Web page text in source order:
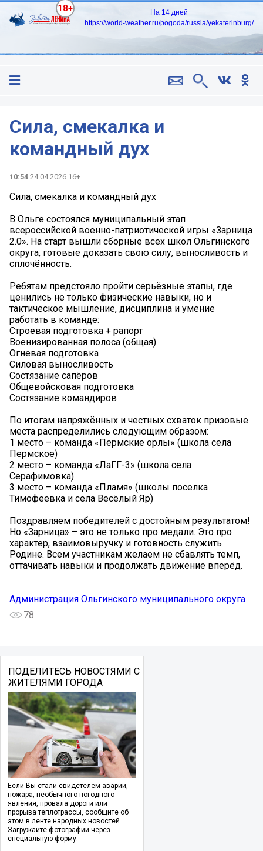
18+
На 14 дней
https://world-weather.ru/pogoda/russia/yekaterinburg/
Сила, смекалка и
командный дух
10:54 24.04.2026 16+
Сила, смекалка и командный дух
В Ольге состоялся муниципальный этап
всероссийской военно-патриотической игры «Зарница
2.0». На старт вышли сборные всех школ Ольгинского
округа, готовые доказать свою силу, выносливость и
сплочённость.
Ребятам предстояло пройти серьёзные этапы, где
ценились не только физические навыки, но и
тактическое мышление, дисциплина и умение
работать в команде:
Строевая подготовка + рапорт
Военизированная полоса (общая)
Огневая подготовка
Силовая выносливость
Состязание сапёров
Общевойсковая подготовка
Состязание командиров
По итогам напряжённых и честных схваток призовые
места распределились следующим образом:
1 место – команда «Пермские орлы» (школа села
Пермское)
2 место – команда «ЛаГГ-3» (школа села
Серафимовка)
3 место – команда «Пламя» (школы поселка
Тимофеевка и села Весёлый Яр)
Поздравляем победителей с достойным результатом!
Но «Зарница» – это не только про медали. Это про
характер, взаимовыручку и готовность служить
Родине. Всем участникам желаем не сбавлять темп,
оттачивать навыки и продолжать движение вперёд.
Администрация Ольгинского муниципального округа
78
ПОДЕЛИТЕСЬ НОВОСТЯМИ С
ЖИТЕЛЯМИ ГОРОДА
Если Вы стали свидетелем аварии,
пожара, необычного погодного
явления, провала дороги или
прорыва теплотрассы, сообщите об
этом в ленте народных новостей.
Загружайте фотографии через
специальную форму.